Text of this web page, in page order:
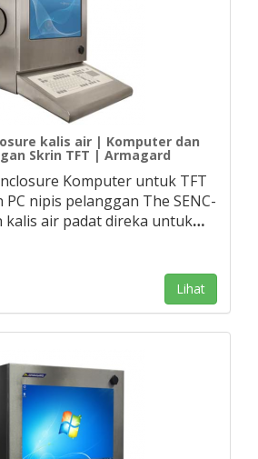
kalis air | Komputer dan
Skrin TFT | Armagard
Komputer untuk TFT
PC nipis pelanggan The SENC-
kalis air padat direka untuk…
Lihat